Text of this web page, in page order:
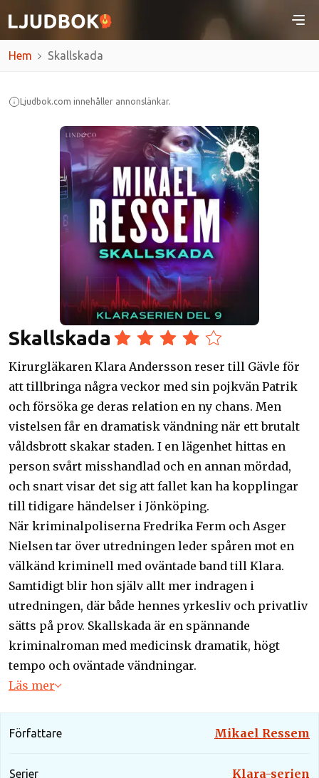
Hem Skallskada
Ljudbok.com innehåller annonslänkar.
Skallskada
Kirurgläkaren Klara Andersson reser till Gävle för
att tillbringa några veckor med sin pojkvän Patrik
och försöka ge deras relation en ny chans. Men
vistelsen får en dramatisk vändning när ett brutalt
våldsbrott skakar staden. I en lägenhet hittas en
person svårt misshandlad och en annan mördad,
och snart visar det sig att fallet kan ha kopplingar
till tidigare händelser i Jönköping.
När kriminalpoliserna Fredrika Ferm och Asger
Nielsen tar över utredningen leder spåren mot en
välkänd kriminell med oväntade band till Klara.
Samtidigt blir hon själv allt mer indragen i
utredningen, där både hennes yrkesliv och privatliv
sätts på prov. Skallskada är en spännande
kriminalroman med medicinsk dramatik, högt
tempo och oväntade vändningar.
Läs mer
Författare Mikael Ressem
Serier Klara-serien